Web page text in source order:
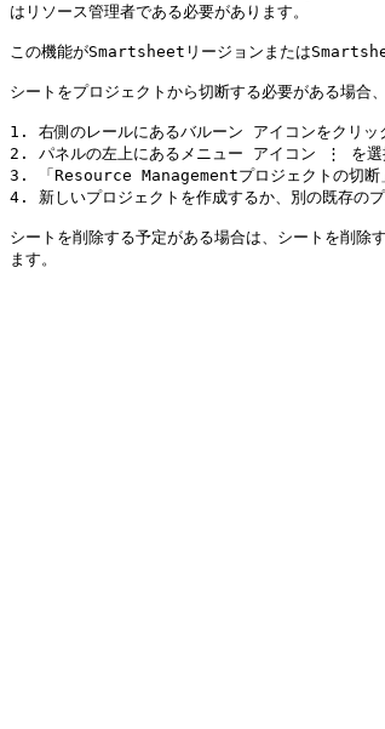
はリソース管理者である必要があります。
この機能がSmartsheetリージョンまたは
シートをプロジェクトから切断する必要がある場
1. 右側のレールにあるバルーン アイコンをクリ
2. パネルの左上にあるメニュー アイコン ⋮ を選
3. 「Resource Managementプロジェクトの切断
4. 新しいプロジェクトを作成するか、別の既存の
シートを削除する予定がある場合は、シートを削